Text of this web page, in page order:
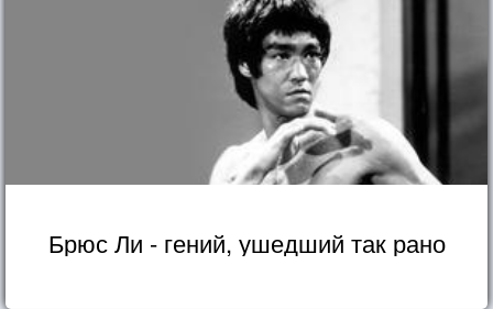
Брюс Ли - гений, ушедший так рано